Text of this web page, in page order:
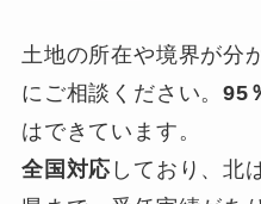
土地の所在や境界が分
にご相談ください。95
はできています。
全国対応 しており、北